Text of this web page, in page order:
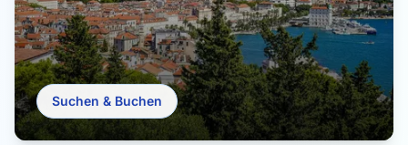
Suchen & Buchen